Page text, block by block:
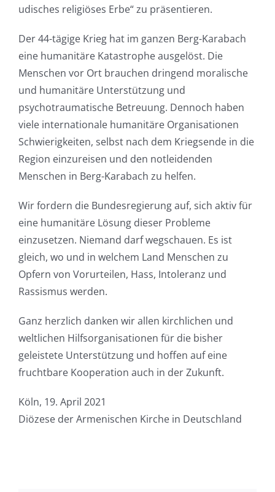
udisches religiöses Erbe“ zu präsentieren.
Der 44-tägige Krieg hat im ganzen Berg-Karabach
eine humanitäre Katastrophe ausgelöst. Die
Menschen vor Ort brauchen dringend moralische
und humanitäre Unterstützung und
psychotraumatische Betreuung. Dennoch haben
viele internationale humanitäre Organisationen
Schwierigkeiten, selbst nach dem Kriegsende in die
Region einzureisen und den notleidenden
Menschen in Berg-Karabach zu helfen.
Wir fordern die Bundesregierung auf, sich aktiv für
eine humanitäre Lösung dieser Probleme
einzusetzen. Niemand darf wegschauen. Es ist
gleich, wo und in welchem Land Menschen zu
Opfern von Vorurteilen, Hass, Intoleranz und
Rassismus werden.
Ganz herzlich danken wir allen kirchlichen und
weltlichen Hilfsorganisationen für die bisher
geleistete Unterstützung und hoffen auf eine
fruchtbare Kooperation auch in der Zukunft.
Köln, 19. April 2021
Diözese der Armenischen Kirche in Deutschland